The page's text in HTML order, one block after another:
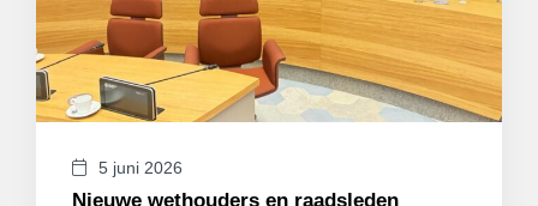
5 juni 2026
Nieuwe wethouders en raadsleden